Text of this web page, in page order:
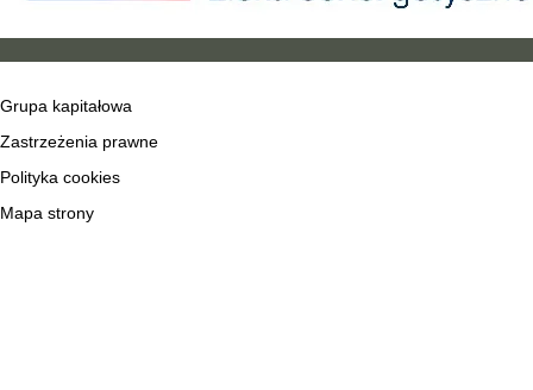
Grupa kapitałowa
Zastrzeżenia prawne
Polityka cookies
Mapa strony